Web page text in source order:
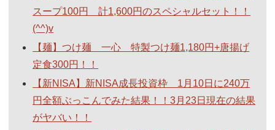
スープ100円 計1,600円のスペシャルセット！！
(^^)v
【麺】つけ麺 一心 特製つけ麺1,180円+唐揚げ
定食300円！！
【新NISA】新NISA成長投資枠 1月10日に240万
円全額ぶっこんでみた結果！！3月23日現在の結果
がヤバい！！